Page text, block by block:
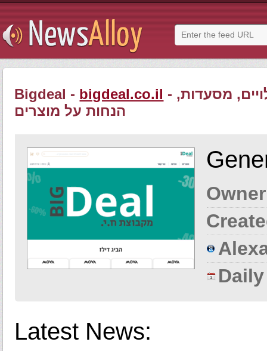
Bigdeal - bigdeal.co.il - ביג דיל – קניה קבוצתית יומית: תרבות ופנאי, בילויים, מסעדות,
הנחות על מוצרים
Latest News: